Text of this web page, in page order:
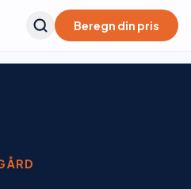
Beregn din pris